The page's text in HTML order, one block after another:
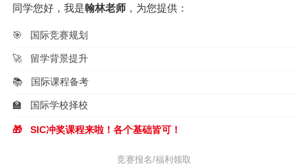
同学您好，我是翰林老师 ，为您提供：
🎯 国际竞赛规划
🚀 留学背景提升
📚 国际课程备考
🏫 国际学校择校
🎁 SIC冲奖课程来啦！各个基础皆可！
竞赛报名/福利领取